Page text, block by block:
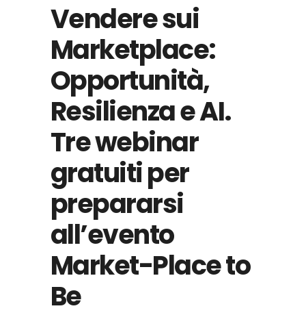
Vendere sui
Marketplace:
Opportunità,
Resilienza e AI.
Tre webinar
gratuiti per
prepararsi
all’evento
Market-Place to
Be